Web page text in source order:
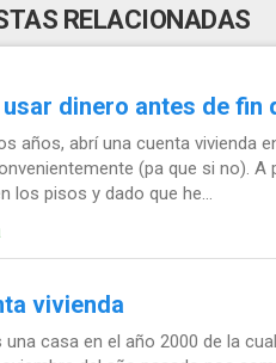
RELACIONADAS
dinero antes de fin
años, abrí una cuenta vivienda
(pa que si no).
los pisos y dado que he...
vivienda
casa en el año 2000 de la